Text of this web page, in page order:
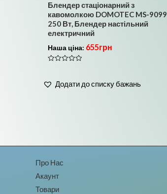
Блендер стаціонарний з
кавомолкою DOMOTEC MS-9099
250 Вт, Блендер настільний
електричний
Наша ціна: 655грн
з
Додати до списку бажань
Про Нас
Акаунт
Товари